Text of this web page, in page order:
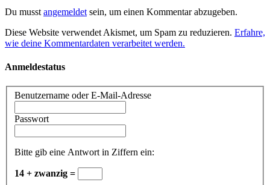
Du musst angemeldet sein, um einen Kommentar abzugeben.
Diese Website verwendet Akismet, um Spam zu reduzieren. Erfahre,
wie deine Kommentardaten verarbeitet werden.
Anmeldestatus
Benutzername oder E-Mail-Adresse
Passwort
Bitte gib eine Antwort in Ziffern ein:
14 + zwanzig =